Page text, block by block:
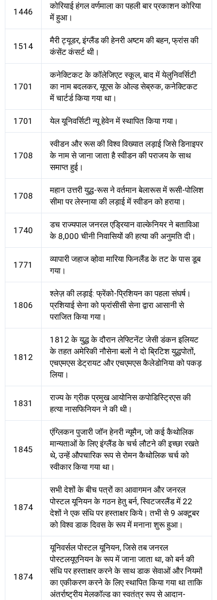
1446
कोरियाई हंगल वर्णमाला का पहली बार प्रकाशन कोरिया
में हुआ।
1514
मैरी ट्यूडर, इंग्लैंड की हेनरी अष्टम की बहन, फ्रांस की
कंसेंट कंसर्ट थी।
1701
कनेक्टिकट के कॉलेजिएट स्कूल, बाद में येलुनिवर्सिटी
का नाम बदलकर, यूएस के ओल्ड सेब्रुक, कनेक्टिकट
में चार्टर्ड किया गया था।
1701 येल यूनिवर्सिटी न्यू हेवेन में स्थापित किया गया।
1708
स्वीडन और रूस की विश्व विख्यात लड़ाई जिसे डिनाइपर
के नाम से जाना जाता है स्वीडन की पराजय के साथ
समाप्त हुई।
1708
महान उत्तरी युद्ध-रूस ने वर्तमान बेलारूस में रूसी-पोलिश
सीमा पर लेस्नाया की लड़ाई में स्वीडन को हराया।
1740
डच राज्यपाल जनरल एड्रियान वाल्केनियर ने बताविआ
के 8,000 चीनी निवासियों की हत्या की अनुमति दी।
1771
व्यापारी जहाज व्होवा मारिया फिनलैंड के तट के पास डूब
गया।
1806
श्लेज़ की लड़ाई: फ्रेंको-प्रिशियन का पहला संघर्ष।
प्रशियाई सेना को फ्रांसीसी सेना द्वारा आसानी से
पराजित किया गया।
1812
1812 के युद्ध के दौरान लेफ्टिनेंट जेसी डंकन इलियट
के तहत अमेरिकी नौसेना बलों ने दो ब्रिटिश युद्धपोतों,
एचएमएस डेट्रायट और एचएमएस कैलेडोनिया को पकड़
लिया।
1831
राज्य के ग्रीक प्रमुख आयोनिस कपोडिस्ट्रिएस की
हत्या नासफिनियन ने की थी।
1845
एंग्लिकन पुजारी जॉन हेनरी न्यूमैन, जो कई कैथोलिक
मान्यताओं के लिए इंग्लैंड के चर्च लौटने की इच्छा रखते
थे, उन्हें औपचारिक रूप से रोमन कैथोलिक चर्च को
स्वीकार किया गया था।
1874
सभी देशों के बीच पत्रों का आवागमन और जनरल
पोस्टल यूनियन के गठन हेतु बर्न, स्विटजरलैंड में 22
देशों ने एक संधि पर हस्ताक्षर किये। तभी से 9 अक्टूबर
को विश्व डाक दिवस के रूप में मनाना शुरू हुआ।
1874
यूनिवर्सल पोस्टल यूनियन, जिसे तब जनरल
पोस्टलयूएनियन के रूप में जाना जाता था, को बर्न की
संधि पर हस्ताक्षर करने के साथ डाक सेवाओं और नियमों
का एकीकरण करने के लिए स्थापित किया गया था ताकि
अंतर्राष्ट्रीय मेलकॉल्ड का स्वतंत्र रूप से आदान-